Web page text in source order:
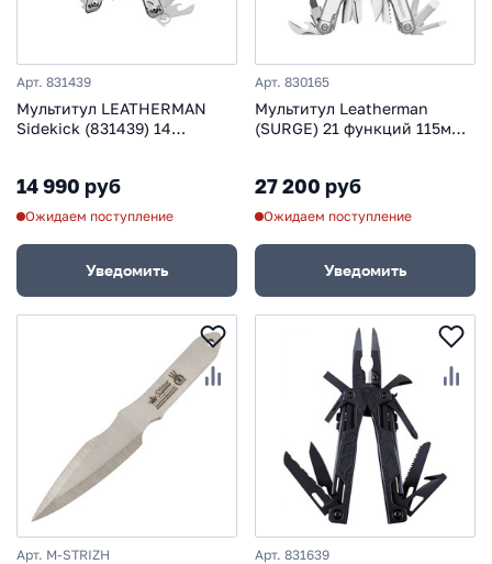
Арт. 831439
Мультитул LEATHERMAN
Sidekick (831439) 14
14 990 руб
Ожидаем поступление
Уведомить
Арт. 830165
Мультитул Leatherman
(SURGE) 21 функций 115мм
27 200 руб
Ожидаем поступление
Уведомить
Арт. M-STRIZH Арт. 831639